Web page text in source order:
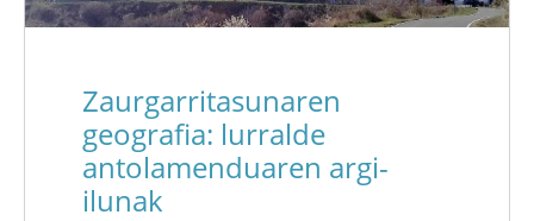
Zaurgarritasunaren
geografia: lurralde
antolamenduaren argi-
ilunak